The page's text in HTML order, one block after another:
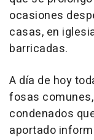
ocasiones
casas, en
barricadas.
A día de hoy
fosas
condenados
aportado